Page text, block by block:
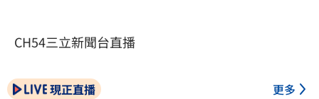
CH54三立新聞台直播
現正直播 更多